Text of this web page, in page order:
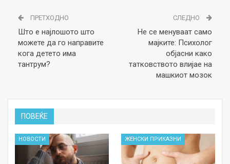
ПРЕТХОДНО
Што е најлошото што
можете да го направите
кога детето има
тантрум?
СЛЕДНО
Не се менуваат само
мајките: Психолог
објасни како
татковството влијае на
машкиот мозок
ПОВЕЌЕ
НОВОСТИ ЖЕНСКИ ПРИКАЗНИ